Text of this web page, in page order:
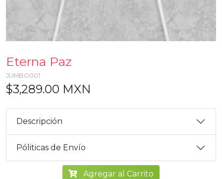
Eterna Paz
JUMBO001
$3,289.00 MXN
Descripción
Póliticas de Envío
Agregar al Carrito